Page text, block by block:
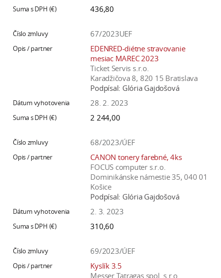
436,80
67/2023UEF
EDENRED-diétne stravovanie
mesiac MAREC 2023
Ticket Servis s.r.o.
Karadžičova 8, 820 15 Bratislava
Podpísal: Glória Gajdošová
28. 2. 2023
2 244,00
68/2023/ÚEF
CANON tonery farebné, 4ks
FOCUS computer s.r.o.
Dominikánske námestie 35, 040 01
Košice
Podpísal: Glória Gajdošová
2. 3. 2023
310,60
69/2023/ÚEF
Kyslík 3.5
Messer Tatragas spol. s r.o.